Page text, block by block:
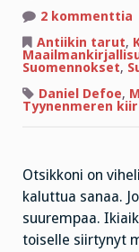
2 kommenttia
Antiikin tarut,
Suomennokset,
Daniel Defoe,
Tyynenmeren
Otsikkoni on
kaluttua sanaa.
suurempaa.
toiselle siirtynyt